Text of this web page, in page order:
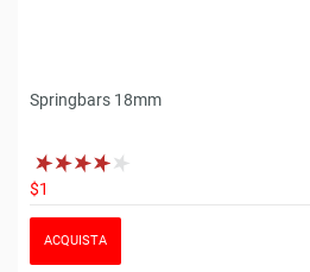
Springbars 18mm
$1
ACQUISTA